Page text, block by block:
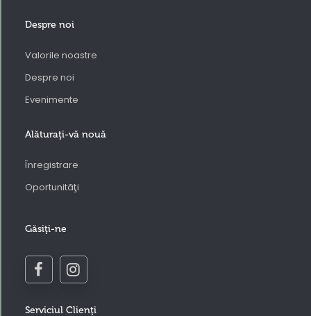
Despre noi
Valorile noastre
Despre noi
Evenimente
Alăturaţi-vă nouă
Înregistrare
Oportunităţi
Găsiţi-ne
Serviciul Clienţi